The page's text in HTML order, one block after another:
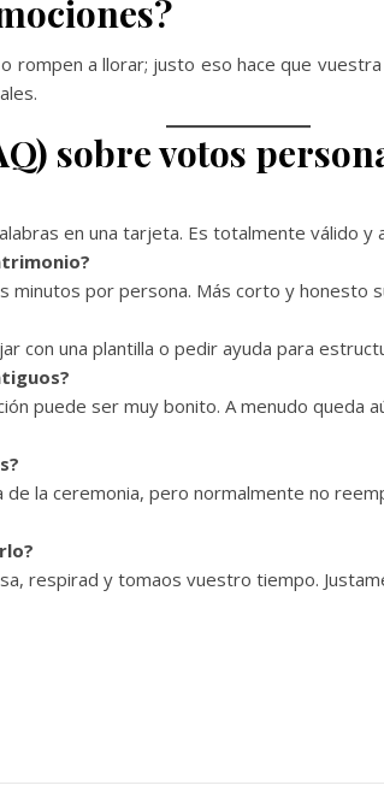
rompen a llorar; justo eso hace que
sobre votos
en una tarjeta. Es totalmente válido y
minutos por persona. Más corto y honesto
con una plantilla o pedir ayuda para
puede ser muy bonito. A menudo queda
la ceremonia, pero normalmente no
respirad y tomaos vuestro tiempo.